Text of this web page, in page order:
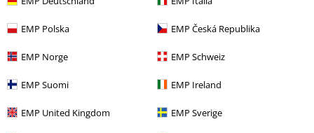
EMP Polska EMP Česká Republika
EMP Norge EMP Schweiz
EMP Suomi EMP Ireland
EMP United Kingdom EMP Sverige
More categories. More options.